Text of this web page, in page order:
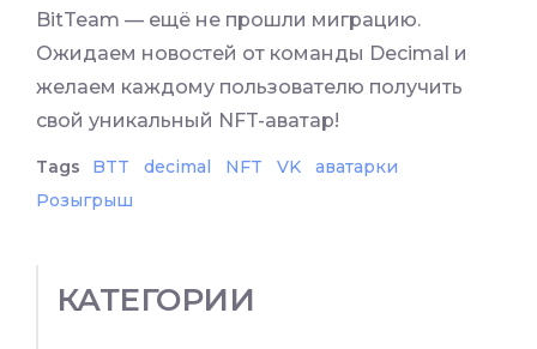
BitTeam — ещё не прошли миграцию.
Ожидаем новостей от команды Decimal и
желаем каждому пользователю получить
свой уникальный NFT-аватар!
Tags BTT decimal NFT VK
аватарки
Розыгрыш
КАТЕГОРИИ